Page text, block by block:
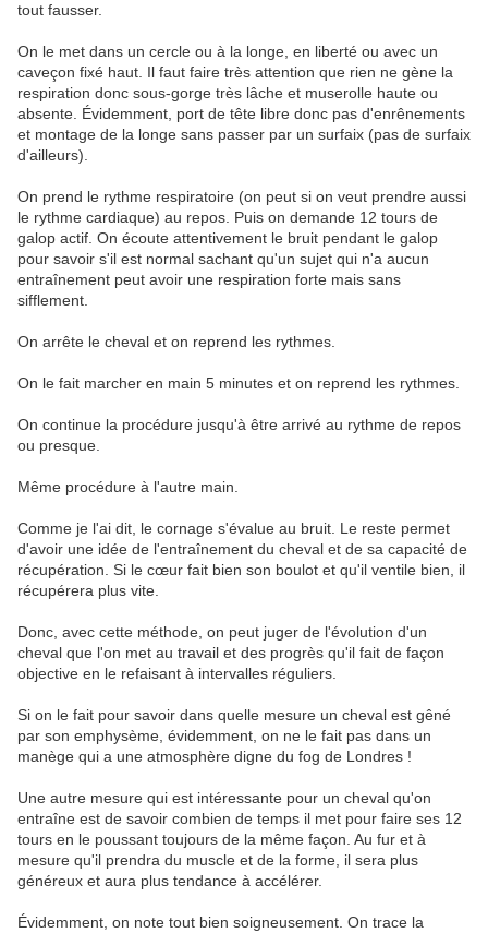
tout fausser.
On le met dans un cercle ou à la longe, en liberté ou avec un
caveçon fixé haut. Il faut faire très attention que rien ne gène la
respiration donc sous-gorge très lâche et muserolle haute ou
absente. Évidemment, port de tête libre donc pas d'enrênements
et montage de la longe sans passer par un surfaix (pas de surfaix
d'ailleurs).
On prend le rythme respiratoire (on peut si on veut prendre aussi
le rythme cardiaque) au repos. Puis on demande 12 tours de
galop actif. On écoute attentivement le bruit pendant le galop
pour savoir s'il est normal sachant qu'un sujet qui n'a aucun
entraînement peut avoir une respiration forte mais sans
sifflement.
On arrête le cheval et on reprend les rythmes.
On le fait marcher en main 5 minutes et on reprend les rythmes.
On continue la procédure jusqu'à être arrivé au rythme de repos
ou presque.
Même procédure à l'autre main.
Comme je l'ai dit, le cornage s'évalue au bruit. Le reste permet
d'avoir une idée de l'entraînement du cheval et de sa capacité de
récupération. Si le cœur fait bien son boulot et qu'il ventile bien, il
récupérera plus vite.
Donc, avec cette méthode, on peut juger de l'évolution d'un
cheval que l'on met au travail et des progrès qu'il fait de façon
objective en le refaisant à intervalles réguliers.
Si on le fait pour savoir dans quelle mesure un cheval est gêné
par son emphysème, évidemment, on ne le fait pas dans un
manège qui a une atmosphère digne du fog de Londres !
Une autre mesure qui est intéressante pour un cheval qu'on
entraîne est de savoir combien de temps il met pour faire ses 12
tours en le poussant toujours de la même façon. Au fur et à
mesure qu'il prendra du muscle et de la forme, il sera plus
généreux et aura plus tendance à accélérer.
Évidemment, on note tout bien soigneusement. On trace la